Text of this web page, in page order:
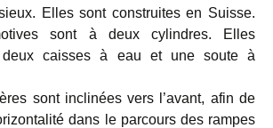
Elles sont construites en Suisse.
sont à deux cylindres. Elles
deux caisses à eau et une soute à
sont inclinées vers l’avant, afin de
dans le parcours des rampes